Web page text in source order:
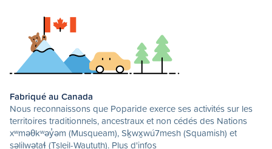
Fabriqué au Canada
Nous reconnaissons que Poparide exerce ses activités sur les
territoires traditionnels, ancestraux et non cédés des Nations
xʷməθkʷəy̓əm (Musqueam), Sḵwx̱wú7mesh (Squamish) et
səlilwətaɬ (Tsleil-Waututh). Plus d'infos